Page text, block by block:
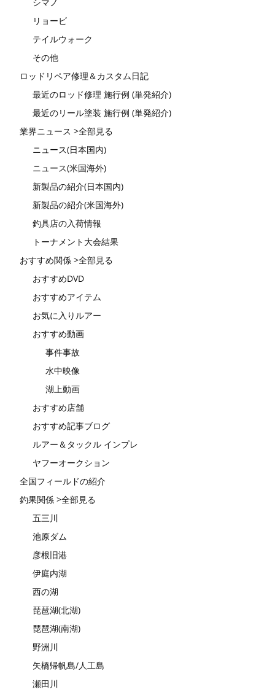
リョービ
テイルウォーク
その他
ロッドリペア修理＆カスタム日記
最近のロッド修理 施行例 (単発紹介)
最近のリール塗装 施行例 (単発紹介)
業界ニュース >全部見る
ニュース(日本国内)
ニュース(米国海外)
新製品の紹介(日本国内)
新製品の紹介(米国海外)
釣具店の入荷情報
トーナメント大会結果
おすすめ関係 >全部見る
おすすめDVD
おすすめアイテム
お気に入りルアー
おすすめ動画
事件事故
水中映像
湖上動画
おすすめ店舗
おすすめ記事ブログ
ルアー＆タックル インプレ
ヤフーオークション
全国フィールドの紹介
釣果関係 >全部見る
五三川
池原ダム
彦根旧港
伊庭内湖
西の湖
琵琶湖(北湖)
琵琶湖(南湖)
野洲川
矢橋帰帆島/人工島
瀬田川